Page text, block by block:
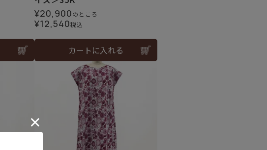
¥20,900のところ
¥12,540税込
カートに入れる